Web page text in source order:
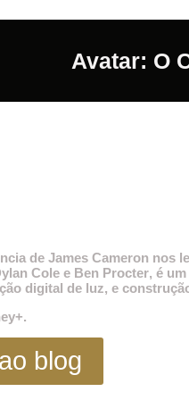
Avatar: O
de James Cameron nos
Cole e Ben Procter, é
digital de luz, e
blog